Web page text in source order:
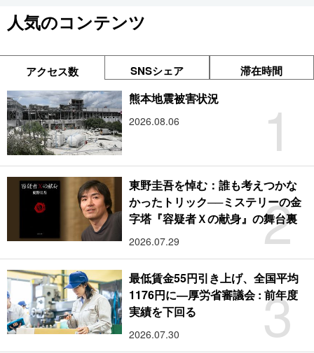
人気のコンテンツ
アクセス数 SNSシェア 滞在時間
1
熊本地震被害状況
2026.08.06
2
東野圭吾を悼む：誰も考えつかな
かったトリック──ミステリーの金
字塔『容疑者Ｘの献身』の舞台裏
2026.07.29
3
最低賃金55円引き上げ、全国平均
1176円に―厚労省審議会 : 前年度
実績を下回る
2026.07.30